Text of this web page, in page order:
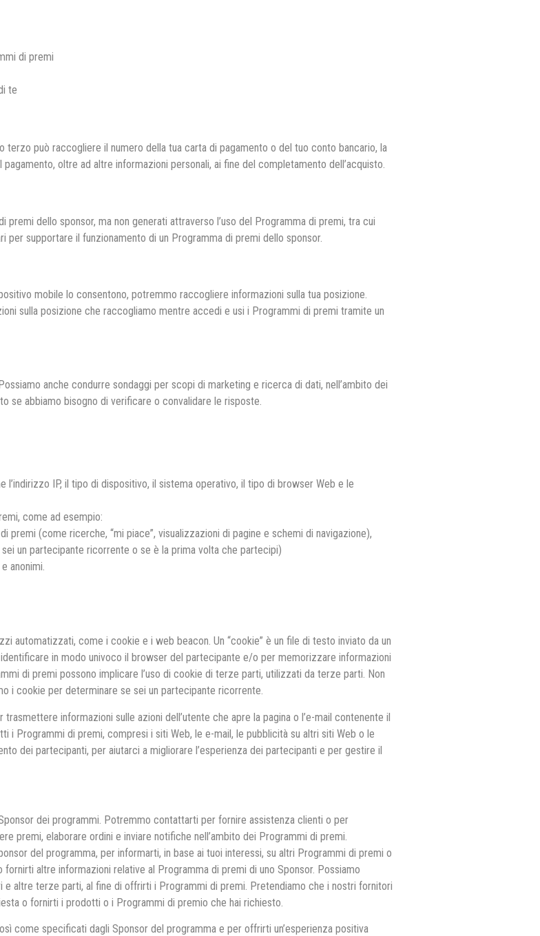
di premi
te
può raccogliere il numero della tua carta di pagamento o del tuo conto bancario, la
oltre ad altre informazioni personali, ai fine del completamento dell’acquisto.
dello sponsor, ma non generati attraverso l’uso del Programma di premi, tra cui
supportare il funzionamento di un Programma di premi dello sponsor.
mobile lo consentono, potremmo raccogliere informazioni sulla tua posizione.
sulla posizione che raccogliamo mentre accedi e usi i Programmi di premi tramite un
anche condurre sondaggi per scopi di marketing e ricerca di dati, nell’ambito dei
se abbiamo bisogno di verificare o convalidare le risposte.
IP, il tipo di dispositivo, il sistema operativo, il tipo di browser Web e le
come ad esempio:
(come ricerche, “mi piace”, visualizzazioni di pagine e schemi di navigazione),
un partecipante ricorrente o se è la prima volta che partecipi)
anonimi.
automatizzati, come i cookie e i web beacon. Un “cookie” è un file di testo inviato da un
in modo univoco il browser del partecipante e/o per memorizzare informazioni
di premi possono implicare l’uso di cookie di terze parti, utilizzati da terze parti. Non
i cookie per determinare se sei un partecipante ricorrente.
informazioni sulle azioni dell’utente che apre la pagina o l’e-mail contenente il
i Programmi di premi, compresi i siti Web, le e-mail, le pubblicità su altri siti Web o le
dei partecipanti, per aiutarci a migliorare l’esperienza dei partecipanti e per gestire il
dei programmi. Potremmo contattarti per fornire assistenza clienti o per
premi, elaborare ordini e inviare notifiche nell’ambito dei Programmi di premi.
del programma, per informarti, in base ai tuoi interessi, su altri Programmi di premi o
altre informazioni relative al Programma di premi di uno Sponsor. Possiamo
altre terze parti, al fine di offrirti i Programmi di premi. Pretendiamo che i nostri fornitori
o fornirti i prodotti o i Programmi di premio che hai richiesto.
come specificati dagli Sponsor del programma e per offrirti un’esperienza positiva